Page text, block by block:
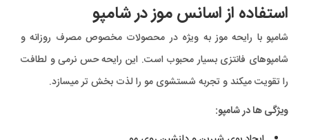
استفاده از اسانس موز در شامپو
شامپو با رایحه موز به ویژه در محصولات مخصوص مصرف روزانه و
شامپوهای فانتزی بسیار محبوب است. این رایحه حس نرمی و لطافت
را تقویت میکند و تجربه شستشوی مو را لذت بخش تر میسازد.
ویژگی ها در شامپو: